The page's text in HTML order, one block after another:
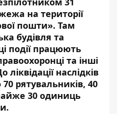
на території
пошти». Там
будівля та
події працюють
та інші
наслідків
рятувальників, 40
30 одиниць